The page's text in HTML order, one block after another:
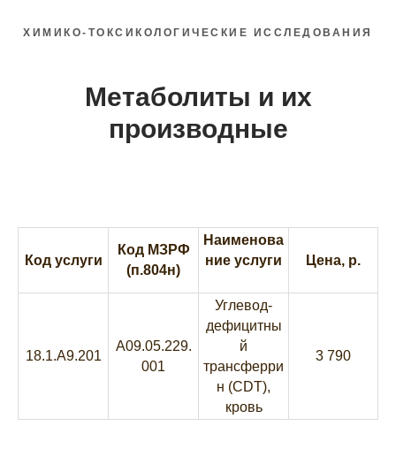
ХИМИКО-ТОКСИКОЛОГИЧЕСКИЕ ИССЛЕДОВАНИЯ
Метаболиты и их
производные
Код услуги
Код МЗРФ
(п.804н)
Наименова
ние услуги
Цена, р.
18.1.A9.201
A09.05.229.
001
Углевод-
дефицитны
й
трансферри
н (CDT),
кровь
3 790